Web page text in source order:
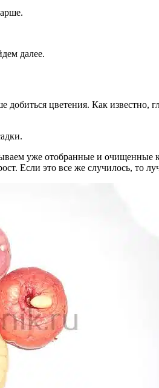
далее.
цветения. Как известно,
уже отобранные и
Если это все же случилось, то